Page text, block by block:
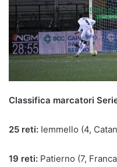
Classifica marcatori
25 reti: Iemmello (4,
19 reti: Patierno (7,